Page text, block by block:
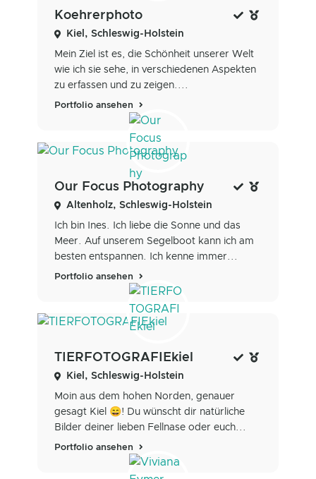
Koehrerphoto
Kiel, Schleswig-Holstein
Mein Ziel ist es, die Schönheit unserer Welt
wie ich sie sehe, in verschiedenen Aspekten
zu erfassen und zu zeigen....
Portfolio ansehen
Our Focus Photography
Altenholz, Schleswig-Holstein
Ich bin Ines. Ich liebe die Sonne und das
Meer. Auf unserem Segelboot kann ich am
besten entspannen. Ich kenne immer...
Portfolio ansehen
TIERFOTOGRAFIEkiel
Kiel, Schleswig-Holstein
Moin aus dem hohen Norden, genauer
gesagt Kiel 😄! Du wünscht dir natürliche
Bilder deiner lieben Fellnase oder euch...
Portfolio ansehen